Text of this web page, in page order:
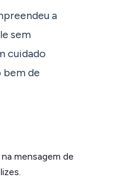
a
sem
cuidado
bem de
mensagem de